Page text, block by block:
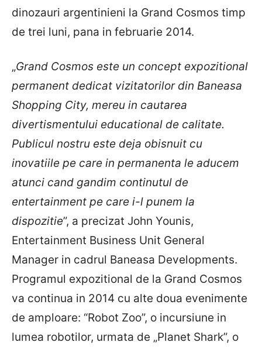
dinozauri argentinieni la Grand Cosmos timp
de trei luni, pana in februarie 2014.
„Grand Cosmos este un concept expozitional
permanent dedicat vizitatorilor din Baneasa
Shopping City, mereu in cautarea
divertismentului educational de calitate.
Publicul nostru este deja obisnuit cu
inovatiile pe care in permanenta le aducem
atunci cand gandim continutul de
entertainment pe care i-l punem la
dispozitie”, a precizat John Younis,
Entertainment Business Unit General
Manager in cadrul Baneasa Developments.
Programul expozitional de la Grand Cosmos
va continua in 2014 cu alte doua evenimente
de amploare: “Robot Zoo”, o incursiune in
lumea robotilor, urmata de „Planet Shark”, o